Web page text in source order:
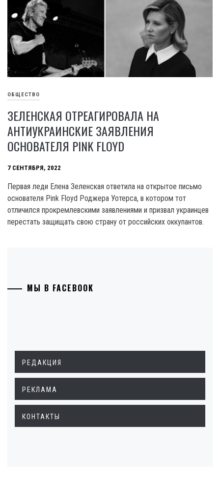
ОБЩЕСТВО
ЗЕЛЕНСКАЯ ОТРЕАГИРОВАЛА НА
АНТИУКРАИНСКИЕ ЗАЯВЛЕНИЯ
ОСНОВАТЕЛЯ PINK FLOYD
7 СЕНТЯБРЯ, 2022
Первая леди Елена Зеленская ответила на открытое письмо
основателя Pink Floyd Роджера Уотерса, в котором тот
отличился прокремлевскими заявлениями и призвал украинцев
перестать защищать свою страну от российских оккупантов.
МЫ В FACEBOOK
РЕДАКЦИЯ
РЕКЛАМА
КОНТАКТЫ